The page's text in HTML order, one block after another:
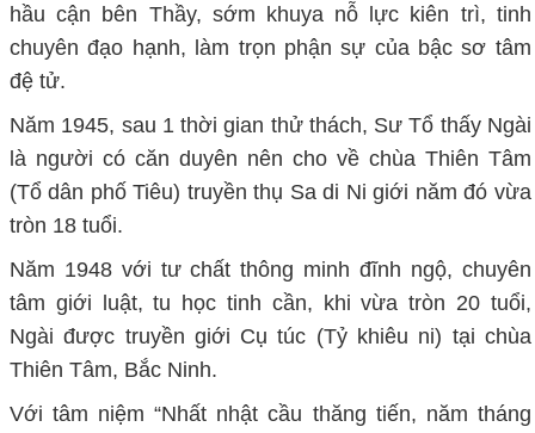
hầu cận bên Thầy, sớm khuya nỗ lực kiên trì, tinh
chuyên đạo hạnh, làm trọn phận sự của bậc sơ tâm
đệ tử.
Năm 1945, sau 1 thời gian thử thách, Sư Tổ thấy Ngài
là người có căn duyên nên cho về chùa Thiên Tâm
(Tổ dân phố Tiêu) truyền thụ Sa di Ni giới năm đó vừa
tròn 18 tuổi.
Năm 1948 với tư chất thông minh đĩnh ngộ, chuyên
tâm giới luật, tu học tinh cần, khi vừa tròn 20 tuổi,
Ngài được truyền giới Cụ túc (Tỷ khiêu ni) tại chùa
Thiên Tâm, Bắc Ninh.
Với tâm niệm “Nhất nhật cầu thăng tiến, năm tháng